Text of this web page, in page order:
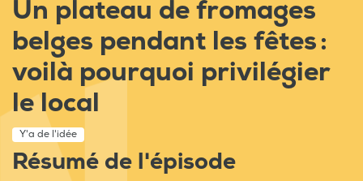
Un plateau de fromages
belges pendant les fêtes :
voilà pourquoi privilégier
le local
Y'a de l'idée
Résumé de l'épisode